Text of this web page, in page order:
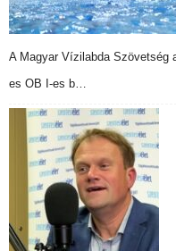
A Magyar Vízilabda Szövetség
es OB I-es b…